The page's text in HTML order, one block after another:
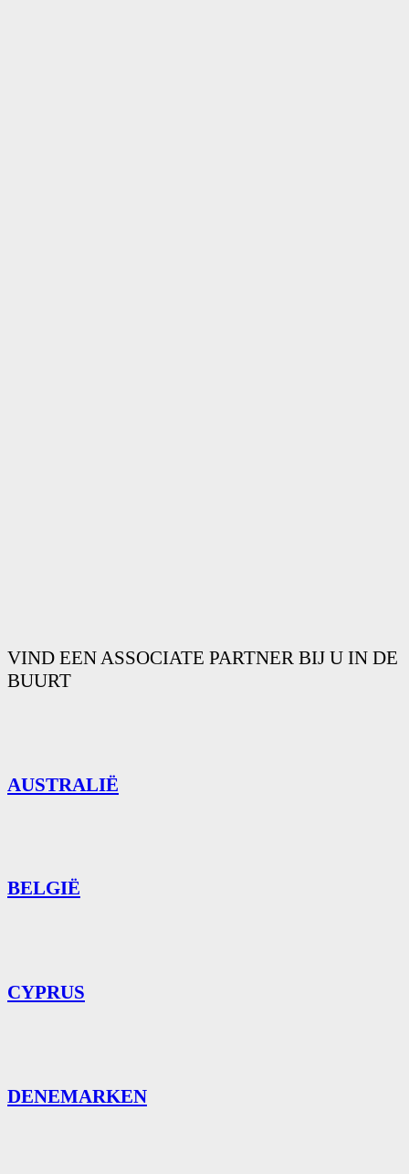
VIND EEN ASSOCIATE PARTNER BIJ U IN DE
BUURT
AUSTRALIË
BELGIË
CYPRUS
DENEMARKEN